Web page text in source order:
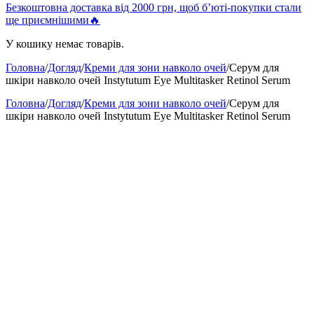
Безкоштовна доставка від 2000 грн, щоб б’юті-покупки стали
ще приємнішими🔥
У кошику немає товарів.
Головна/Догляд/Креми для зони навколо очей/Серум для
шкіри навколо очей Instytutum Eye Multitasker Retinol Serum
Головна/Догляд/Креми для зони навколо очей/Серум для
шкіри навколо очей Instytutum Eye Multitasker Retinol Serum